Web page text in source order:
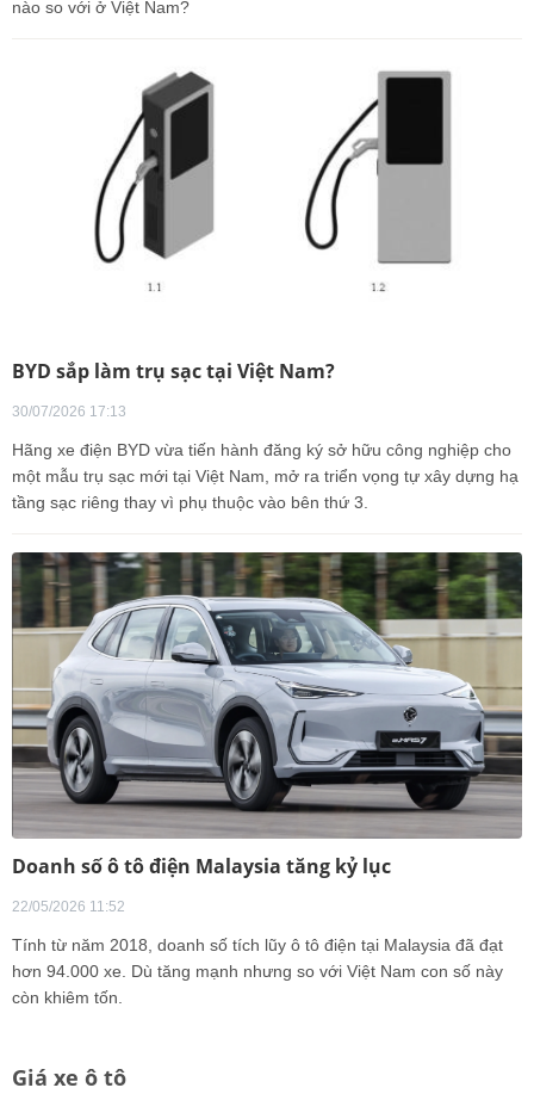
nào so với ở Việt Nam?
BYD sắp làm trụ sạc tại Việt Nam?
30/07/2026 17:13
Hãng xe điện BYD vừa tiến hành đăng ký sở hữu công nghiệp cho
một mẫu trụ sạc mới tại Việt Nam, mở ra triển vọng tự xây dựng hạ
tầng sạc riêng thay vì phụ thuộc vào bên thứ 3.
Doanh số ô tô điện Malaysia tăng kỷ lục
22/05/2026 11:52
Tính từ năm 2018, doanh số tích lũy ô tô điện tại Malaysia đã đạt
hơn 94.000 xe. Dù tăng mạnh nhưng so với Việt Nam con số này
còn khiêm tốn.
Giá xe ô tô